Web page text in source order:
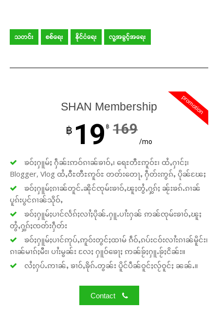
သတင်း စစ်ရေး နိုင်ငံရေး လူ့အခွင့်အရေး
promotion
SHAN Membership
฿ 19 ฿ 169
/mo
ၶဝ်ႈႁူမ်ႈ ႁဵၼ်းဢဝ်ၵၢၼ်ၶၢဝ်ႇ၊ ရေႊတီႊဢူဝ်ႊ၊ ထႆႇႁၢင်ႈ၊
Blogger, Vlog ထႆႇဝီႊတီႊဢူဝ်ႊ တတ်းတေႃႇ ႁဵတ်းဢွၵ်ႇ ပိုၼ်ၽႄႈ
ၶဝ်ႈႁူမ်ႈၵၢၼ်တူင်ႉၼိုင်ၸုမ်းၶၢဝ်ႇၽူႈတွႆႇႁွၵ်ႈ ၼႂ်းၶၵ်ႉၵၢၼ်
ပူၵ်းပွင်ၵၢၼ်သိုဝ်ႇ
ၶဝ်ႈႁူမ်ႈပၢင်လႅၵ်ႈလၢႆႈပိုၼ်ႉႁူႉပၢႆးႁၼ် ဢၼ်ၸုမ်းၶၢဝ်ႇၽူႈ
တွႆႇႁွၵ်ႈၸတ်းႁဵတ်း
ၶဝ်ႈႁူမ်ႈပၢင်ဢုပ်ႇဢူဝ်းတွင်ႈထၢမ် ၵဵဝ်ႇၵပ်းငဝ်းလၢႆးၵၢၼ်မိူင်း၊
ၵၢၼ်မၢၵ်ႈမီး၊ ပၢႆးမွၼ်း လႄႈ ႁူဝ်ၶေႃႈ ဢၼ်ၶႂ်ႈႁူႉၶႂ်ႈငိၼ်း။
လႆႈႁပ်ႉဢၢၼ်ႇ ၶၢဝ်ႇၶိုၵ်ႉတွၼ်း ပိူင်ပဵၼ်ဝူင်ႈလႂ်ဝူင်ႈ ၼၼ်ႉ။
Contact